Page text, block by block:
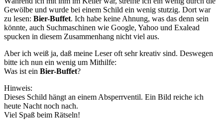
Gewölbe und wurde bei einem Schild ein wenig stutzig. Dort war
zu lesen: Bier-Buffet. Ich habe keine Ahnung, was das denn sein
könnte, auch Suchmaschinen wie Google, Yahoo und Exalead
spucken in diesem Zusammenhang nicht viel aus.
Aber ich weiß ja, daß meine Leser oft sehr kreativ sind. Deswegen
bitte ich nun ein wenig um Mithilfe:
Was ist ein Bier-Buffet?
Hinweis:
Dieses Schild hängt an einem Absperrventil. Ein Bild reiche ich
heute Nacht noch nach.
Viel Spaß beim Rätseln!